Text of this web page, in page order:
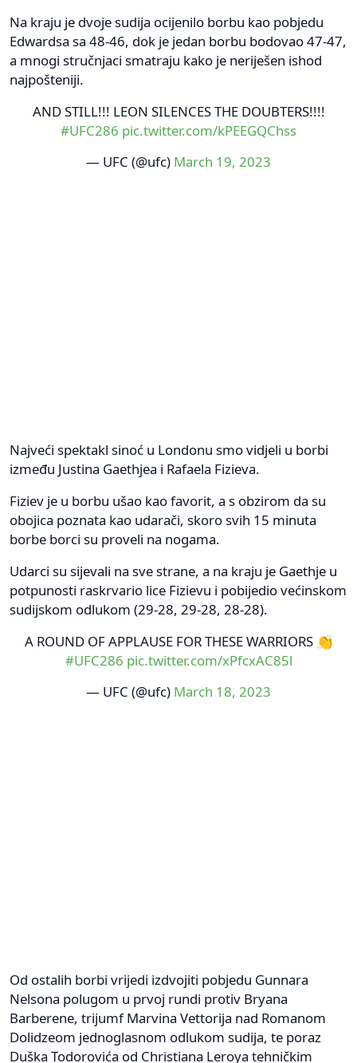
Na kraju je dvoje sudija ocijenilo borbu kao pobjedu
Edwardsa sa 48-46, dok je jedan borbu bodovao 47-47,
a mnogi stručnjaci smatraju kako je neriješen ishod
najpošteniji.
AND STILL!!! LEON SILENCES THE DOUBTERS!!!!
#UFC286 pic.twitter.com/kPEEGQChss
— UFC (@ufc) March 19, 2023
Najveći spektakl sinoć u Londonu smo vidjeli u borbi
između Justina Gaethjea i Rafaela Fizieva.
Fiziev je u borbu ušao kao favorit, a s obzirom da su
obojica poznata kao udarači, skoro svih 15 minuta
borbe borci su proveli na nogama.
Udarci su sijevali na sve strane, a na kraju je Gaethje u
potpunosti raskrvario lice Fizievu i pobijedio većinskom
sudijskom odlukom (29-28, 29-28, 28-28).
A ROUND OF APPLAUSE FOR THESE WARRIORS 👏
#UFC286 pic.twitter.com/xPfcxAC85l
— UFC (@ufc) March 18, 2023
Od ostalih borbi vrijedi izdvojiti pobjedu Gunnara
Nelsona polugom u prvoj rundi protiv Bryana
Barberene, trijumf Marvina Vettorija nad Romanom
Dolidzeom jednoglasnom odlukom sudija, te poraz
Duška Todorovića od Christiana Leroya tehničkim